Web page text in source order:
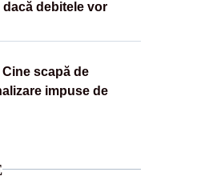
debitele vor
scapă de
impuse de